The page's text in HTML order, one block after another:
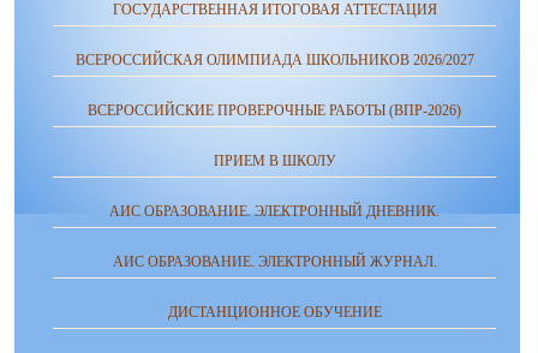
ГОСУДАРСТВЕННАЯ ИТОГОВАЯ АТТЕСТАЦИЯ
ВСЕРОССИЙСКАЯ ОЛИМПИАДА ШКОЛЬНИКОВ 2026/2027
ВСЕРОССИЙСКИЕ ПРОВЕРОЧНЫЕ РАБОТЫ (ВПР-2026)
ПРИЕМ В ШКОЛУ
АИС ОБРАЗОВАНИЕ. ЭЛЕКТРОННЫЙ ДНЕВНИК.
АИС ОБРАЗОВАНИЕ. ЭЛЕКТРОННЫЙ ЖУРНАЛ.
ДИСТАНЦИОННОЕ ОБУЧЕНИЕ